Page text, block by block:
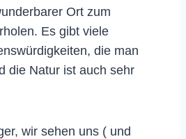
Ort zum
Es gibt viele
die man
die Natur ist auch sehr
wir sehen uns ( und